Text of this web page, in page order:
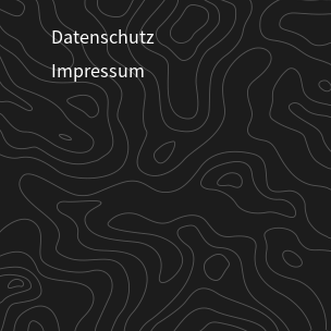
Datenschutz
Impressum